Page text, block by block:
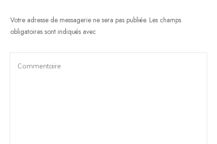
Votre adresse de messagerie ne sera pas publiée. Les champs
obligatoires sont indiqués avec